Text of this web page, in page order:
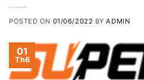
POSTED ON 01/06/2022 BYADMIN
01
Th6